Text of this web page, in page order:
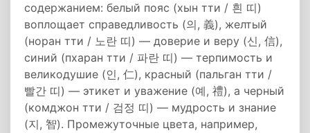
содержанием: белый пояс (хын тти / 흰 띠)
воплощает справедливость (의, 義), желтый
(норан тти / 노란 띠) — доверие и веру (신, 信),
синий (пхаран тти / 파란 띠) — терпимость и
великодушие (인, 仁), красный (пальган тти /
빨간 띠) — этикет и уважение (예, 禮), а черный
(комджон тти / 검정 띠) — мудрость и знание
(지, 智). Промежуточные цвета, например,